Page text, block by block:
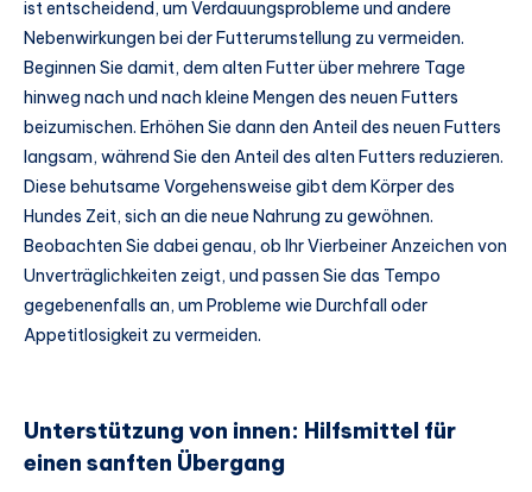
ist entscheidend, um Verdauungsprobleme und andere
Nebenwirkungen bei der Futterumstellung zu vermeiden.
Beginnen Sie damit, dem alten Futter über mehrere Tage
hinweg nach und nach kleine Mengen des neuen Futters
beizumischen. Erhöhen Sie dann den Anteil des neuen Futters
langsam, während Sie den Anteil des alten Futters reduzieren.
Diese behutsame Vorgehensweise gibt dem Körper des
Hundes Zeit, sich an die neue Nahrung zu gewöhnen.
Beobachten Sie dabei genau, ob Ihr Vierbeiner Anzeichen von
Unverträglichkeiten zeigt, und passen Sie das Tempo
gegebenenfalls an, um Probleme wie Durchfall oder
Appetitlosigkeit zu vermeiden.
Unterstützung von innen: Hilfsmittel für
einen sanften Übergang